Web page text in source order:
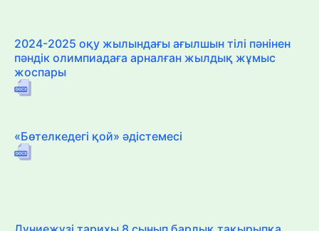
2024-2025 оқу жылындағы ағылшын тілі пәнінен
пәндік олимпиадаға арналған жылдық жұмыс
жоспары
«Бөтелкедегі қой» әдістемесі